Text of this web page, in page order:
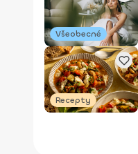
Všeobecné
Recepty